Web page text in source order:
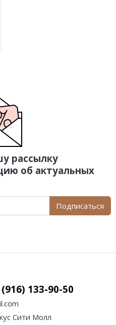
рассылку
об актуальных
Подписаться
133-90-50
Сити Молл